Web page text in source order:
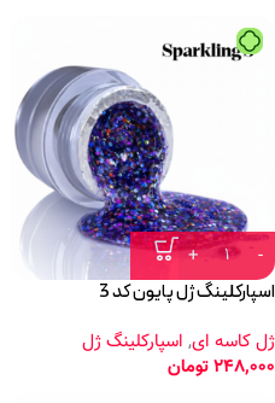
اسپارکلینگ ژل پایون کد 3
ژل کاسه ای, اسپارکلینگ ژل
248,000تومان